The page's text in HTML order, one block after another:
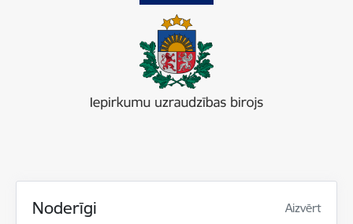
Noderīgi Aizvērt